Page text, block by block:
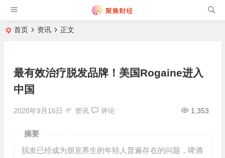
首页 资讯 正文
最有效治疗脱发品牌！美国Rogaine进入
中国
2020年9月16日 资讯 评论 1,353
摘要
脱发已经成为朋克养生的年轻人普遍存在的问题，啤酒